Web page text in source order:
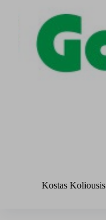
Kostas Koliousis